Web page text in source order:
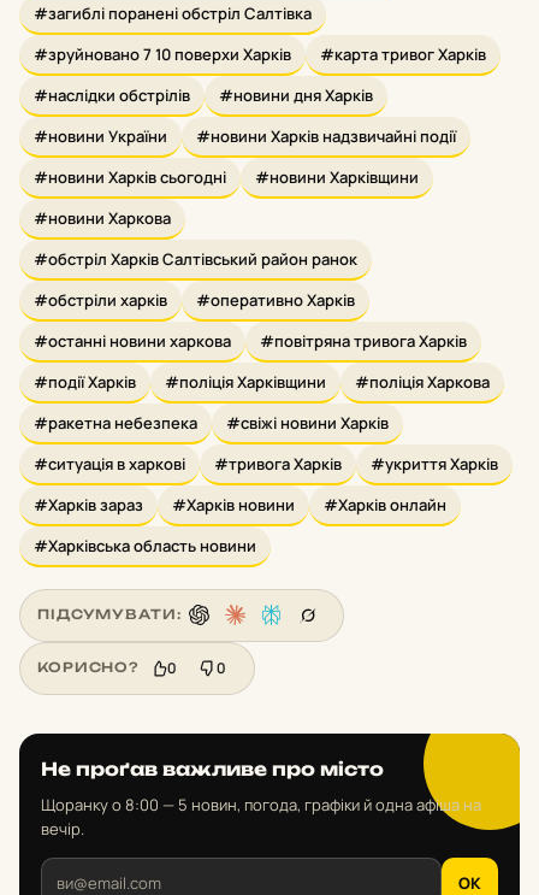
#загиблі поранені обстріл Салтівка
#зруйновано 7 10 поверхи Харків
#карта тривог Харків
#наслідки обстрілів
#новини дня Харків
#новини України
#новини Харків надзвичайні події
#новини Харків сьогодні
#новини Харківщини
#новини Харкова
#обстріл Харків Салтівський район ранок
#обстріли харків
#оперативно Харків
#останні новини харкова
#повітряна тривога Харків
#події Харків
#поліція Харківщини
#поліція Харкова
#ракетна небезпека
#свіжі новини Харків
#ситуація в харкові
#тривога Харків
#укриття Харків
#Харків зараз
#Харків новини
#Харків онлайн
#Харківська область новини
ПІДСУМУВАТИ:
КОРИСНО? 0 0
Не проґав важливе про місто
Щоранку о 8:00 — 5 новин, погода, графіки й одна афіша на
вечір.
OK